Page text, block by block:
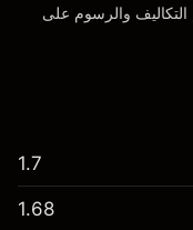
التكاليف والرسوم على
1.7
1.68